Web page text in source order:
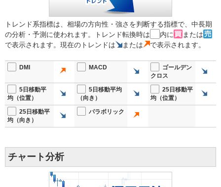
トレンド系指標は、相場の方向性・強さを判断する指標で、中長期
の分析・予測に使われます。トレンド転換時は
内に
または
で表示されます。現在のトレンドは
または で表示されます。
DMI MACD
ゴールデン
クロス
5日移動平
均（位置）
5日移動平均
（向き）
25日移動平
均（位置）
25日移動平
均（向き）
パラボリック
チャート分析